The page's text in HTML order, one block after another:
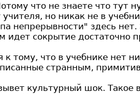
что не знаете что тут
но никак не в
непрерывности" здесь
идет сокрытие достаточно
тому, что в учебнике нет
странным,
культурный шок. Такое